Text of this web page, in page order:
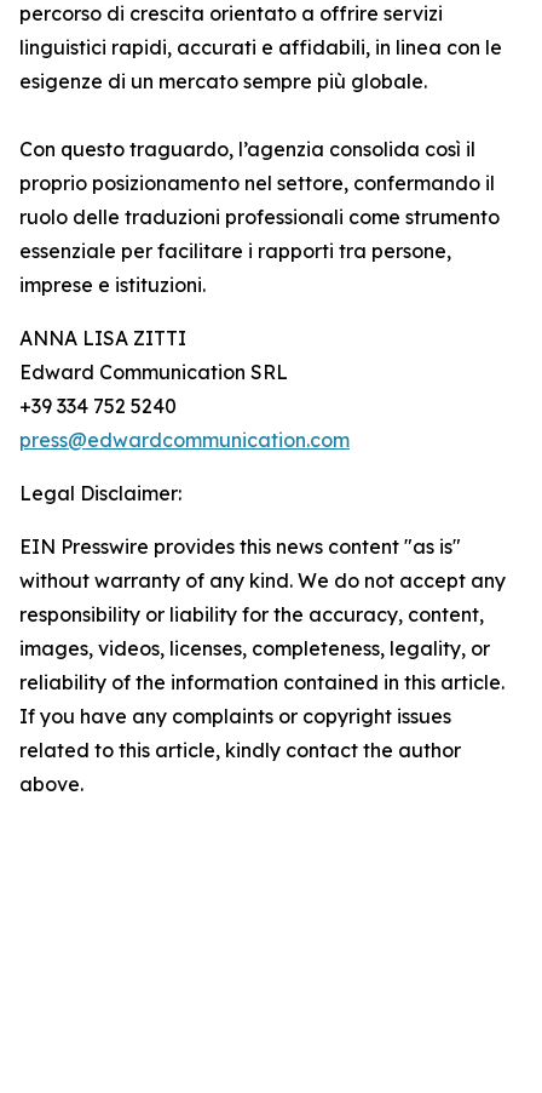
percorso di crescita orientato a offrire servizi
linguistici rapidi, accurati e affidabili, in linea con le
esigenze di un mercato sempre più globale.
Con questo traguardo, l’agenzia consolida così il
proprio posizionamento nel settore, confermando il
ruolo delle traduzioni professionali come strumento
essenziale per facilitare i rapporti tra persone,
imprese e istituzioni.
ANNA LISA ZITTI
Edward Communication SRL
+39 334 752 5240
press@edwardcommunication.com
Legal Disclaimer:
EIN Presswire provides this news content "as is"
without warranty of any kind. We do not accept any
responsibility or liability for the accuracy, content,
images, videos, licenses, completeness, legality, or
reliability of the information contained in this article.
If you have any complaints or copyright issues
related to this article, kindly contact the author
above.